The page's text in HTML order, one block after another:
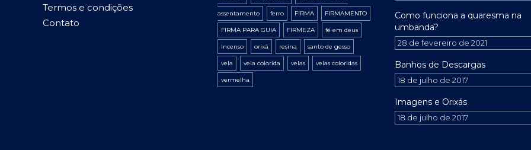
Termos e condições
Contato
assentamento ferro FIRMA FIRMAMENTO
FIRMA PARA GUIA FIRMEZA fé em deus
Incenso orixá resina santo de gesso
vela vela colorida velas velas coloridas
vermelha
Como funciona a quaresma na
umbanda?
28 de fevereiro de 2021
Banhos de Descargas
18 de julho de 2017
Imagens e Orixás
18 de julho de 2017